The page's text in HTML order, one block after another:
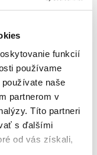
funkcií
používame
naše
partnerom v
Títo partneri
s ďalšími
od vás získali,